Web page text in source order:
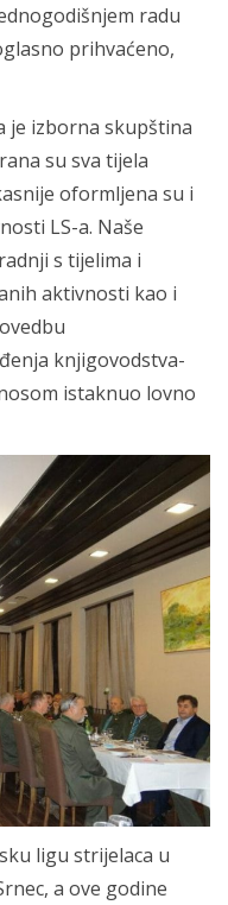
radu
prihvaćeno,
je izborna skupština
su sva tijela
oformljena su i
LS-a. Naše
s tijelima i
aktivnosti kao i
knjigovodstva-
istaknuo lovno
ligu strijelaca u
a ove godine